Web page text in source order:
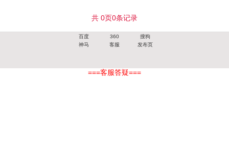
共 0页0条记录
百度 360
搜狗
神马
客服 发布页
===客服答疑===